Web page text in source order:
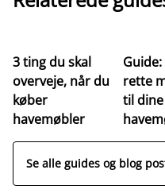
3 ting du skal
overveje, når du
køber
havemøbler
rette
til dine
Se alle guides og blog